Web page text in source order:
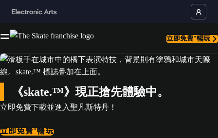
立即免費*暢玩
《skate.™》現正搶先體驗中。
立即免費下載並進入聖凡斯特丹！
立即免費*暢玩